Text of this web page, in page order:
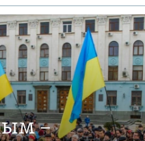
–